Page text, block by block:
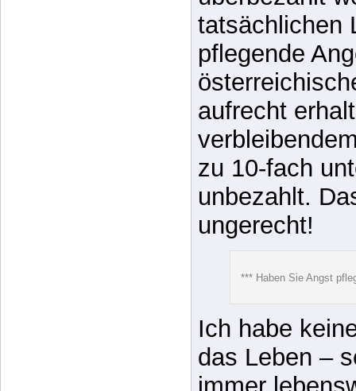
Wir erleben
genannte
zum 100-
überbezahlt
tatsächlichen
pflegende
aufrecht
zu 10-fach
ungerecht!